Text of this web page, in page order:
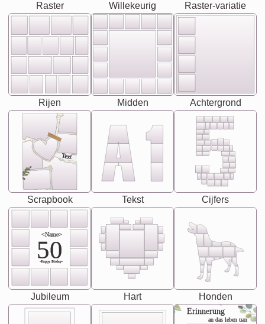
Raster Willekeurig Raster-variatie
Rijen Midden Achtergrond
Text
Scrapbook Tekst Cijfers
<Name>
50
-Happy Birday-
Jubileum Hart Honden
Erinnerung
an das leben uan